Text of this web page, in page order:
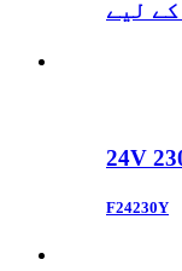
F24230Y